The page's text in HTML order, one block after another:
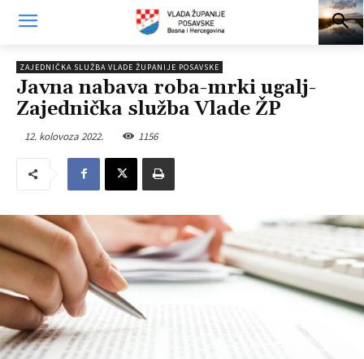
ZAJEDNIČKA SLUŽBA VLADE ŽUPANIJE POSAVSKE
Javna nabava roba-mrki ugalj-
Zajednička služba Vlade ŽP
12. kolovoza 2022. 1156